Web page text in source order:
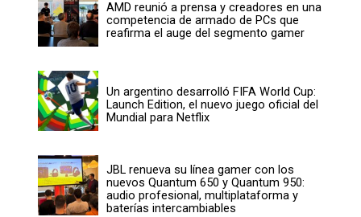
AMD reunió a prensa y creadores en una
competencia de armado de PCs que
reafirma el auge del segmento gamer
Un argentino desarrolló FIFA World Cup:
Launch Edition, el nuevo juego oficial del
Mundial para Netflix
JBL renueva su línea gamer con los
nuevos Quantum 650 y Quantum 950:
audio profesional, multiplataforma y
baterías intercambiables